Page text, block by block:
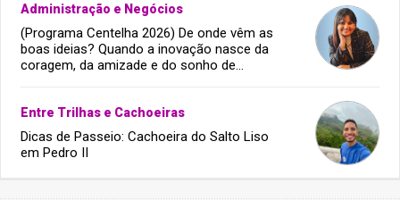
Administração e Negócios
(Programa Centelha 2026) De onde vêm as
boas ideias? Quando a inovação nasce da
coragem, da amizade e do sonho de
Entre Trilhas e Cachoeiras
Dicas de Passeio: Cachoeira do Salto Liso
em Pedro II